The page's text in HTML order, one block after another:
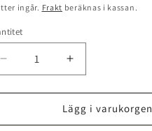
ingår. Frakt beräknas i kassan.
Minska
kvantitet
för
Farm,
Öka
kvantitet
för
Family
Farm,
Lägg i varukorgen